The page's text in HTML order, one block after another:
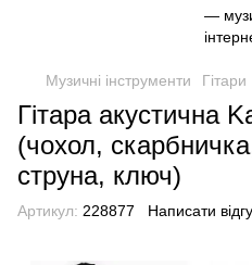
Музичні інструменти Гітари
Гітара акустична
(чохол,
струна, ключ)
Артикул: 228877 Написати